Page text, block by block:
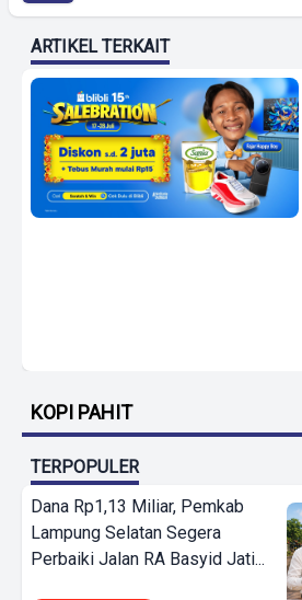
ARTIKEL TERKAIT
KOPI PAHIT
TERPOPULER
Dana Rp1,13 Miliar, Pemkab
Lampung Selatan Segera
Perbaiki Jalan RA Basyid Jati...